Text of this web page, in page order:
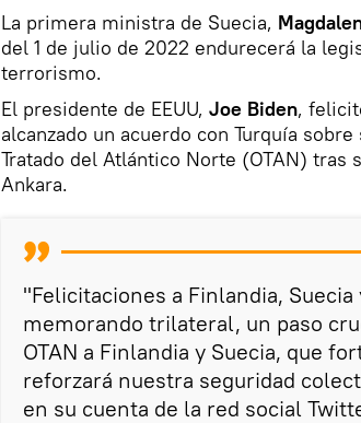
La primera ministra de Suecia,
del 1 de julio de 2022 endurecerá la
terrorismo.
El presidente de EEUU, Joe Biden,
alcanzado un acuerdo con Turquía
Tratado del Atlántico Norte (OTAN) tras
Ankara.
"Felicitaciones a Finlandia,
memorando trilateral, un paso
OTAN a Finlandia y Suecia, que
reforzará nuestra seguridad
en su cuenta de la red social